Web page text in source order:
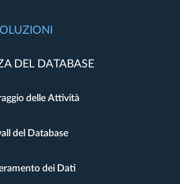
DEL DATABASE
delle Attività
del Database
dei Dati